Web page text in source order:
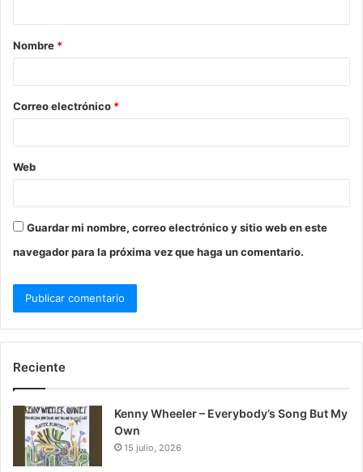
Nombre *
Correo electrónico *
Web
Guardar mi nombre, correo electrónico y sitio web en este
navegador para la próxima vez que haga un comentario.
Reciente
Kenny Wheeler – Everybody’s Song But My
Own
15 julio, 2026